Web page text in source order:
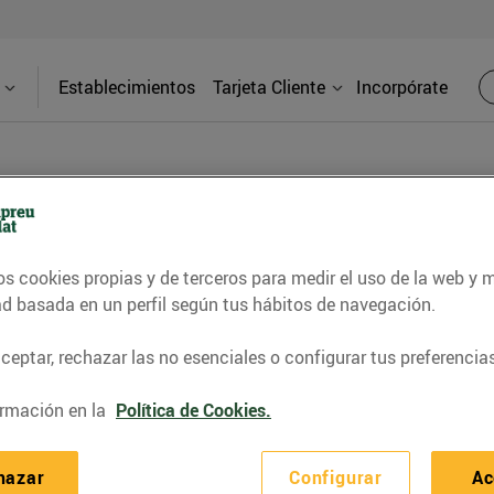
Establecimientos Tarjeta Cliente Incorpórate
los supermercados Bonpreu y Esclat a través de
cookies propias y de terceros para medir el uso de la web y
basada en un perfil según tus hábitos de navegación.
rechazar las no esenciales o configurar tus
en la Política de Cookies.
Configurar